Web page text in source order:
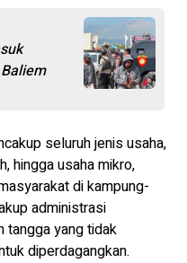
seluruh jenis usaha,
hingga usaha mikro,
di kampung-
administrasi
tangga yang tidak
diperdagangkan.